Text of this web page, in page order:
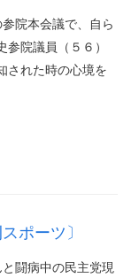
院本会議で、自ら
院議員（５６）
された時の心境を
ポーツ〕
闘病中の民主党現